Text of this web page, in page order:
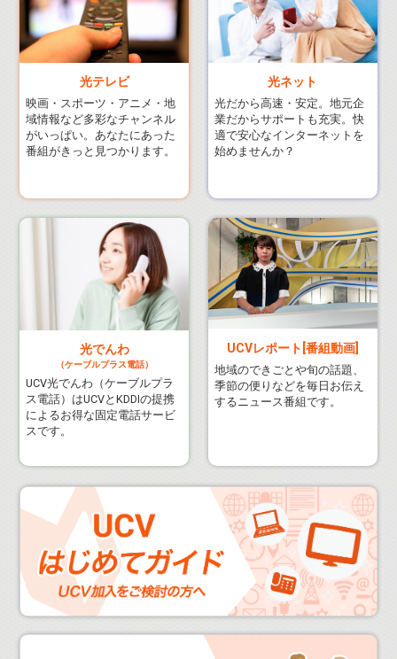
光テレビ
映画・スポーツ・アニメ・地
域情報など多彩なチャンネル
がいっぱい。あなたにあった
番組がきっと見つかります。
光ネット
光だから高速・安定。地元企
業だからサポートも充実。快
適で安心なインターネットを
始めませんか？
光でんわ
（ケーブルプラス電話）
UCV光でんわ（ケーブルプラ
ス電話）はUCVとKDDIの提携
によるお得な固定電話サービ
スです。
UCVレポート[番組動画]
地域のできごとや旬の話題、
季節の便りなどを毎日お伝え
するニュース番組です。